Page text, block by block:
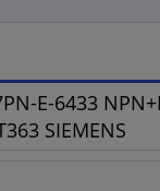
E-6433
SIEMENS